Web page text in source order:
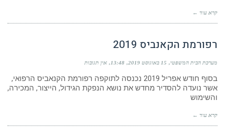
קרא עוד ←
רפורמת הקאנביס 2019
מערכת הבית המשפטי 15 באוגוסט 2019 13:48 אין תגובות
בסוף חודש אפריל 2019 נכנסה לתוקפה רפורמת הקנאביס הרפואי,
אשר נועדה להסדיר מחדש את נושא הנפקת הגידול, הייצור, המכירה,
והשימוש
קרא עוד ←